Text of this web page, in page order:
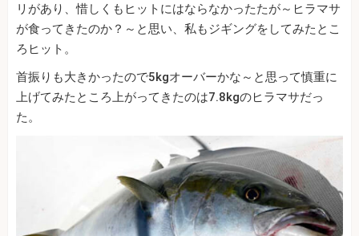
リがあり、惜しくもヒットにはならなかったたが～ヒラマサ
が食ってきたのか？～と思い、私もジギングをしてみたとこ
ろヒット。
首振りも大きかったので5kgオーバーかな～と思って慎重に
上げてみたところ上がってきたのは7.8kgのヒラマサだっ
た。